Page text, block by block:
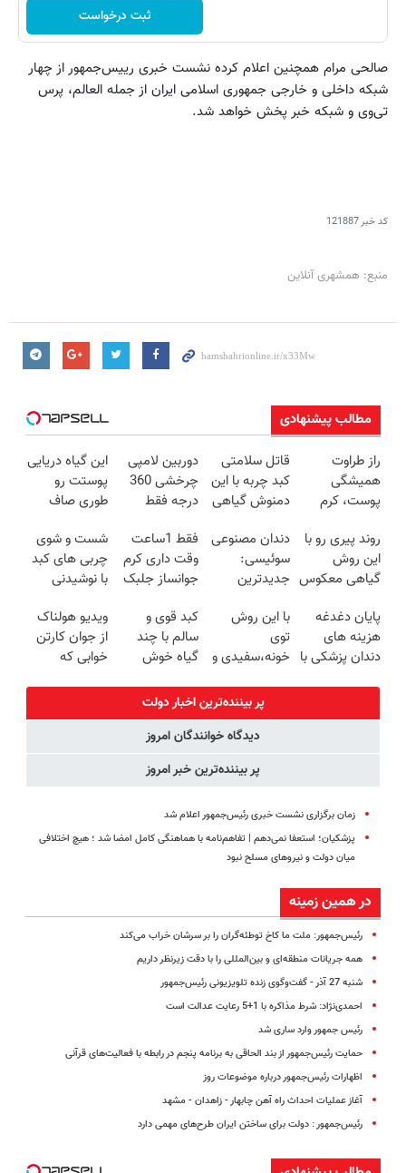
ثبت درخواست
صالحی مرام همچنین اعلام کرده نشست خبری رییس‌جمهور از چهار
شبکه داخلی و خارجی جمهوری اسلامی ایران از جمله العالم، پرس
تی‌وی و شبکه خبر پخش خواهد شد.
کد خبر121887
منبع: همشهری آنلاین
مطالب پیشنهادی
راز طراوت
همیشگی
پوست، کرم
با 45%تخفیف
قاتل سلامتی
کبد چربه با این
دمنوش گیاهی
دوربین لامپی
چرخشی 360
درجه فقط
🔥 پرداخت
درب منزل
این گیاه دریایی
پوستت رو
طوری صاف
20سال جوون
شدی🔥
روند پیری رو با
این روش
گیاهی معکوس
دندان مصنوعی
سوئیسی:
جدیدترین
سبک و مقاوم |
پرداخت قسطی
فقط 1ساعت
وقت داری کرم
جوانساز جلبک
با40%تخفیف
بخری!
شست و شوی
چربی های کبد
با نوشیدنی
پایان دغدغه
هزینه های
دندان پزشکی با
با این روش
توی
خونه،سفیدی و
برگردون
(40%off)
کبد قوی و
سالم با چند
گیاه خوش
ویدیو هولناک
از جوان کارتن
خوابی که
پر بیننده‌ترین اخبار دولت
دیدگاه خوانندگان امروز
پر بیننده‌ترین خبر امروز
زمان برگزاری نشست خبری رئیس‌جمهور اعلام شد
پزشکیان؛ استعفا نمی‌دهم | تفاهم‌نامه با هماهنگی کامل امضا شد ؛ هیچ اختلافی
میان دولت و نیروهای مسلح نبود
در همین زمینه
رئیس‌جمهور: ملت ما کاخ توطئه‌گران را بر سرشان خراب می‌کند
همه جریانات منطقه‌ای و بین‌المللی را با دقت زیرنظر داریم
شنبه 27 آذر - گفت‌وگوی زنده تلویزیونی رئیس‌جمهور
احمدی‌نژاد: شرط مذاکره با 1+5 رعایت عدالت است
رئیس جمهور وارد ساری شد
حمایت رئیس‌جمهور از بند الحاقی به برنامه پنجم در رابطه با فعالیت‌های قرآنی
اظهارات رئیس‌جمهور درباره موضوعات روز
آغاز عملیات احداث راه آهن چابهار - زاهدان - مشهد
رئیس‌جمهور : دولت برای ساختن ایران طرح‌های مهمی دارد